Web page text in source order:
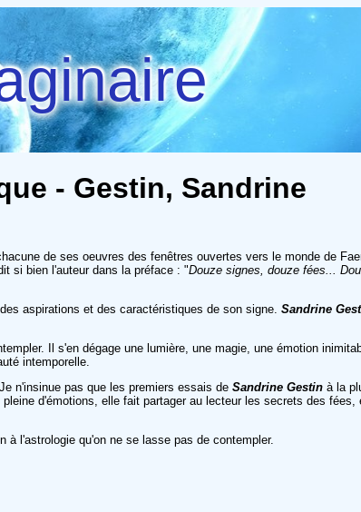
- Gestin, Sandrine
de ses oeuvres des fenêtres ouvertes vers le monde de
si bien l'auteur dans la préface : "Douze signes, douze fées...
aspirations et des caractéristiques de son signe. Sandrine
Il s'en dégage une lumière, une magie, une émotion
intemporelle.
n'insinue pas que les premiers essais de Sandrine Gestin à la
d'émotions, elle fait partager au lecteur les secrets des
à l'astrologie qu'on ne se lasse pas de contempler.